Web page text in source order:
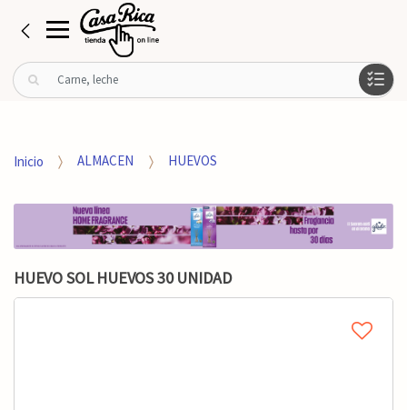
B
u
r
o
Inicio ALMACEN HUEVOS
HUEVO SOL HUEVOS 30 UNIDAD